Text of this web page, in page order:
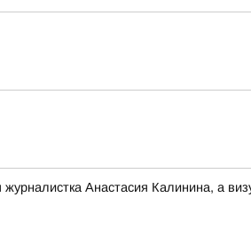
Анастасия Калинина, а